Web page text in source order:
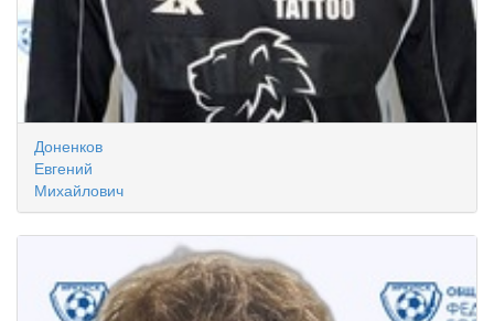
Доненков
Евгений
Михайлович